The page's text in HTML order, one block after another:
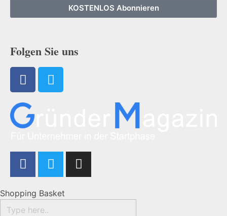
KOSTENLOS Abonnieren
Folgen Sie uns
Shopping Basket